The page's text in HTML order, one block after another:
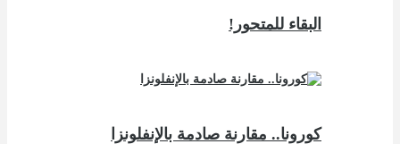
البقاء للمتحور!
كورونا.. مقارنة صادمة بالإنفلونزا